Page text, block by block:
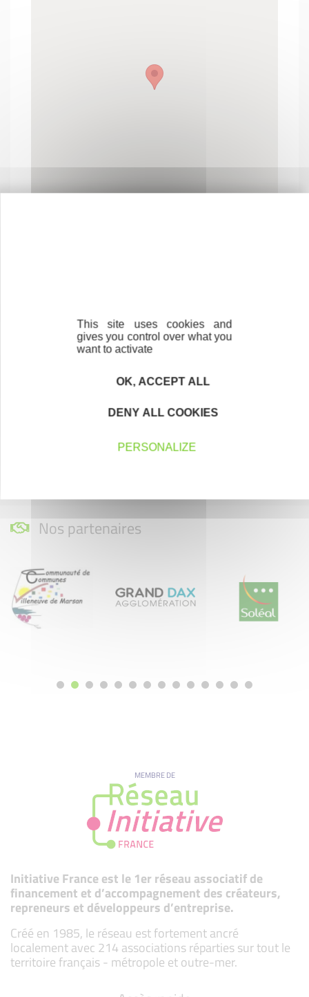
Trouvez à qui vous adresser
Créateurs, repreneurs, vos interlocuteurs en
Nos partenaires
MEMBRE DE
Initiative France est le 1er réseau associatif de
financement et d’accompagnement des créateurs,
repreneurs et développeurs d’entreprise.
Créé en 1985, le réseau est fortement ancré
localement avec 214 associations réparties sur tout le
territoire français - métropole et outre-mer.
This site uses cookies and
gives you control over what you
want to activate
OK, ACCEPT ALL
DENY ALL COOKIES
PERSONALIZE